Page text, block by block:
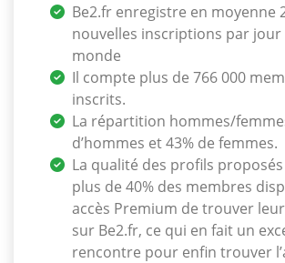
Be2.fr enregistre en moyenne
nouvelles inscriptions par jour
monde
Il compte plus de 766 000
inscrits.
La répartition hommes/
d’hommes et 43% de femmes.
La qualité des profils
plus de 40% des membres
accès Premium de trouver
sur Be2.fr, ce qui en fait un
rencontre pour enfin trouver